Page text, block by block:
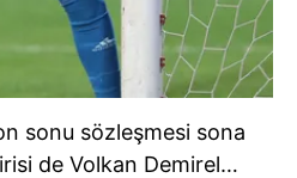
sonu sözleşmesi sona
de Volkan Demirel…